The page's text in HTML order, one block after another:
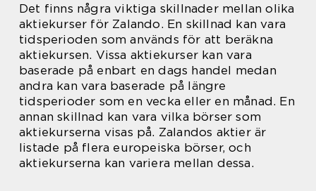
Det finns några viktiga skillnader mellan olika
aktiekurser för Zalando. En skillnad kan vara
tidsperioden som används för att beräkna
aktiekursen. Vissa aktiekurser kan vara
baserade på enbart en dags handel medan
andra kan vara baserade på längre
tidsperioder som en vecka eller en månad. En
annan skillnad kan vara vilka börser som
aktiekurserna visas på. Zalandos aktier är
listade på flera europeiska börser, och
aktiekurserna kan variera mellan dessa.